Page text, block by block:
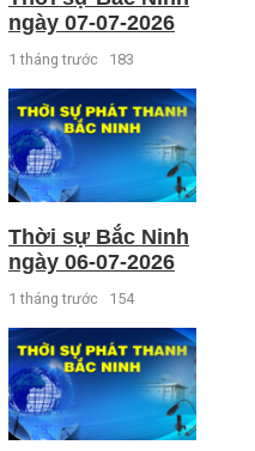
ngày 07-07-2026
1 tháng trước 183
Thời sự Bắc Ninh
ngày 06-07-2026
1 tháng trước 154